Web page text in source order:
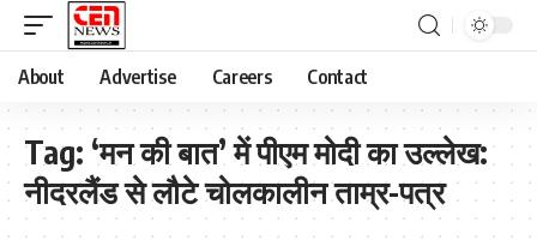
About Advertise Careers Contact
Tag: ‘मन की बात’ में पीएम मोदी का उल्लेख:
नीदरलैंड से लौटे चोलकालीन ताम्र-पत्र